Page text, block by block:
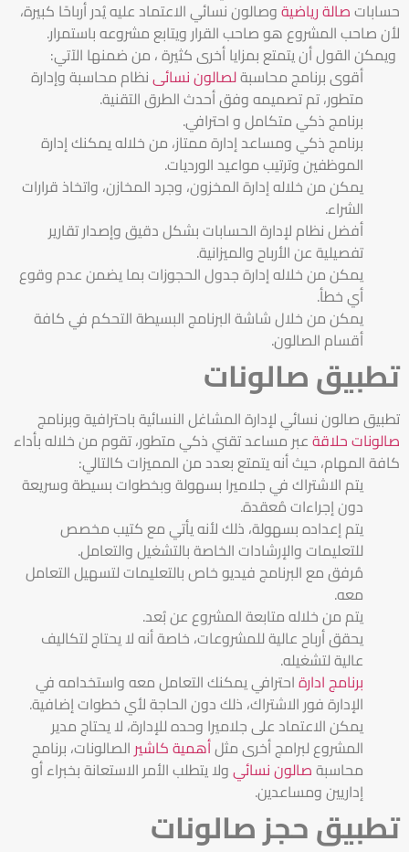
حساباتصالة رياضيةوصالون نسائي الاعتماد عليه يُدر أرباحًا كبيرة،
لأن صاحب المشروع هو صاحب القرار ويتابع مشروعه باستمرار.
ويمكن القول أن يتمتع بمزايا أخرى كثيرة ، من ضمنها الآتي:
أقوى برنامج محاسبةلصالون نسائىنظام محاسبة وإدارة
متطور، تم تصميمه وفق أحدث الطرق التقنية.
برنامج ذكي متكامل و احترافي.
برنامج ذكي ومساعد إدارة ممتاز، من خلاله يمكنك إدارة
الموظفين وترتيب مواعيد الورديات.
يمكن من خلاله إدارة المخزون، وجرد المخازن، واتخاذ قرارات
الشراء.
أفضل نظام لإدارة الحسابات بشكل دقيق وإصدار تقارير
تفصيلية عن الأرباح والميزانية.
يمكن من خلاله إدارة جدول الحجوزات بما يضمن عدم وقوع
أي خطأ.
يمكن من خلال شاشة البرنامج البسيطة التحكم في كافة
أقسام الصالون.
تطبيق صالونات
تطبيق صالون نسائي لإدارة المشاغل النسائية باحترافية وبرنامج
صالونات حلاقةعبر مساعد تقني ذكي متطور، تقوم من خلاله بأداء
كافة المهام، حيث أنه يتمتع بعدد من المميزات كالتالي:
يتم الاشتراك في جلاميرا بسهولة وبخطوات بسيطة وسريعة
دون إجراءات مُعقدة.
يتم إعداده بسهولة، ذلك لأنه يأتي مع كتيب مخصص
للتعليمات والإرشادات الخاصة بالتشغيل والتعامل.
مُرفق مع البرنامج فيديو خاص بالتعليمات لتسهيل التعامل
معه.
يتم من خلاله متابعة المشروع عن بُعد.
يحقق أرباح عالية للمشروعات، خاصة أنه لا يحتاج لتكاليف
عالية لتشغيله.
برنامج ادارةاحترافي يمكنك التعامل معه واستخدامه في
الإدارة فور الاشتراك، ذلك دون الحاجة لأي خطوات إضافية.
يمكن الاعتماد على جلاميرا وحده للإدارة، لا يحتاج مدير
المشروع لبرامج أخرى مثلأهمية كاشير الصالونات، برنامج
محاسبةصالون نسائيولا يتطلب الأمر الاستعانة بخبراء أو
إداريين ومساعدين.
تطبيق حجز صالونات